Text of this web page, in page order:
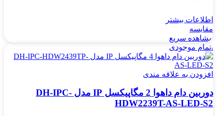
اطلاعات بیشتر
مقایسه
مشاهده سریع
اتمام موجودی
افزودن به علاقه مندی
دوربین دام داهوا 2 مگاپیکسل IP مدل DH-IPC-
HDW2239T-AS-LED-S2